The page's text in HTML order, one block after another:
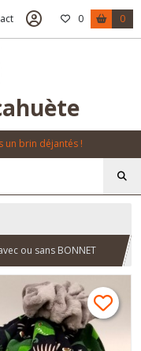
0 0
un brin déjantés !
ou sans BONNET
-"Dino"- Fait Main -